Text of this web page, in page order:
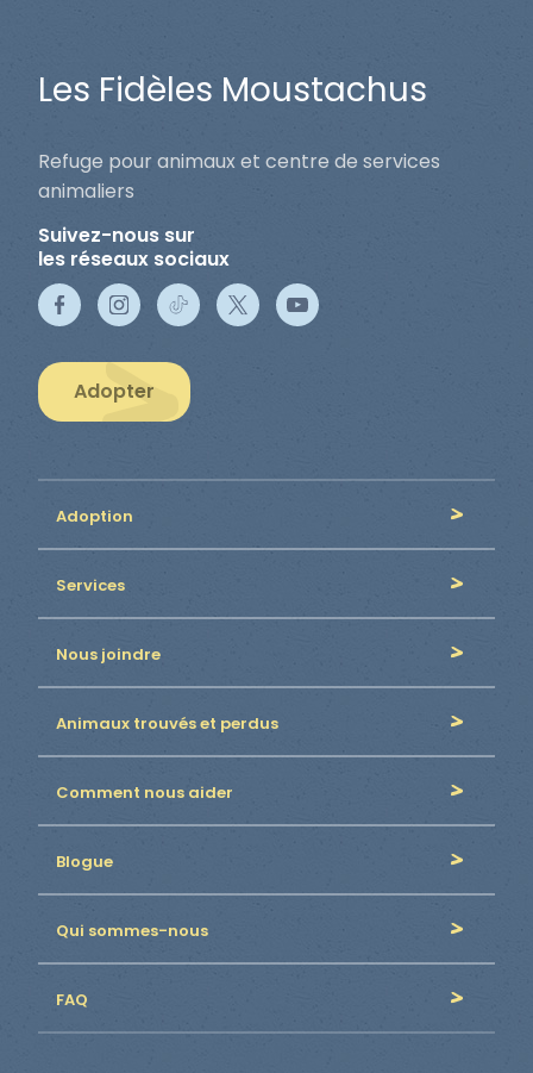
Les Fidèles Moustachus
Refuge pour animaux et centre de services
animaliers
Suivez-nous sur
les réseaux sociaux
Adopter
Adoption
Services
Nous joindre
Animaux trouvés et perdus
Comment nous aider
Blogue
Qui sommes-nous
FAQ